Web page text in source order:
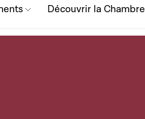
Découvrir la Chambre